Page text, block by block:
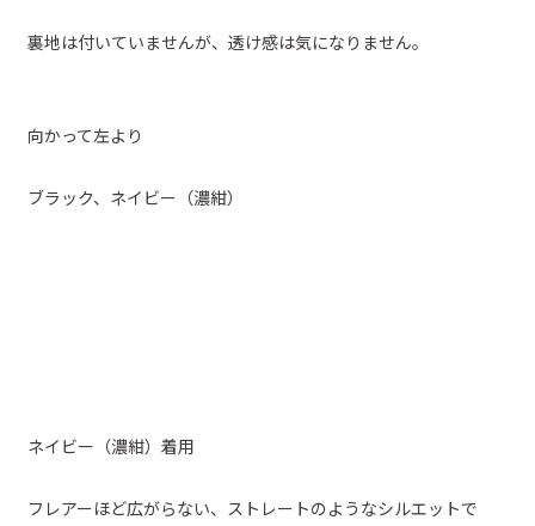
裏地は付いていませんが、透け感は気になりません。
向かって左より
ブラック、ネイビー（濃紺）
ネイビー（濃紺）着用
フレアーほど広がらない、ストレートのようなシルエットで